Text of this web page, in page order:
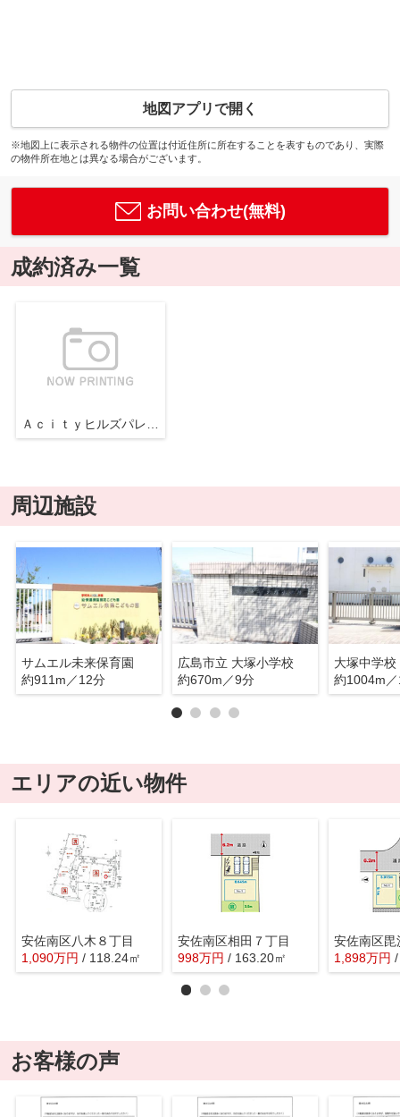
地図アプリで開く
※地図上に表示される物件の位置は付近住所に所在することを表すものであり、実際
の物件所在地とは異なる場合がございます。
お問い合わせ(無料)
成約済み一覧
周辺施設
サムエル未来保育園
約911m／12分
広島市立 大塚小学校
約670m／9分
大塚中学校
約1004m
エリアの近い物件
安佐南区八木８丁目
1,090万円 / 118.24㎡
安佐南区相田７丁目
998万円 / 163.20㎡ 1,898万円
お客様の声